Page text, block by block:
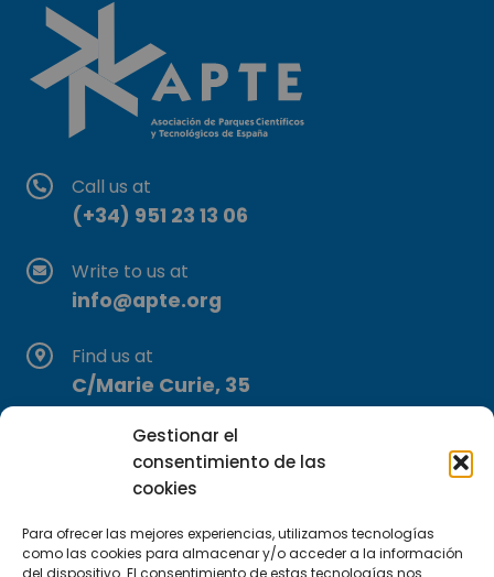
Gestionar el
consentimiento de las
cookies
Para ofrecer las mejores experiencias, utilizamos tecnologías
como las cookies para almacenar y/o acceder a la información
del dispositivo. El consentimiento de estas tecnologías nos
Call us at
(+34) 951 23 13 06
Write to us at
info@apte.org
Find us at
C/Marie Curie, 35
29590 Campanillas, Málaga